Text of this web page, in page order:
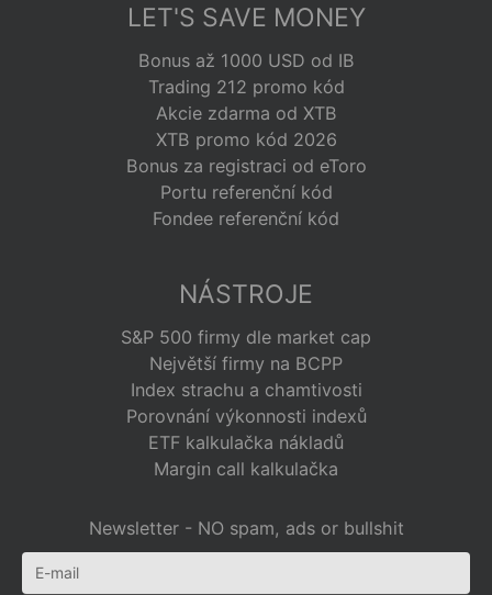
LET'S SAVE MONEY
Bonus až 1000 USD od IB
Trading 212 promo kód
Akcie zdarma od XTB
XTB promo kód 2026
Bonus za registraci od eToro
Portu referenční kód
Fondee referenční kód
NÁSTROJE
S&P 500 firmy dle market cap
Největší firmy na BCPP
Index strachu a chamtivosti
Porovnání výkonnosti indexů
ETF kalkulačka nákladů
Margin call kalkulačka
Newsletter - NO spam, ads or bullshit